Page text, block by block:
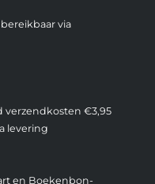
via
verzendkosten €3,95
levering
en Boekenbon-